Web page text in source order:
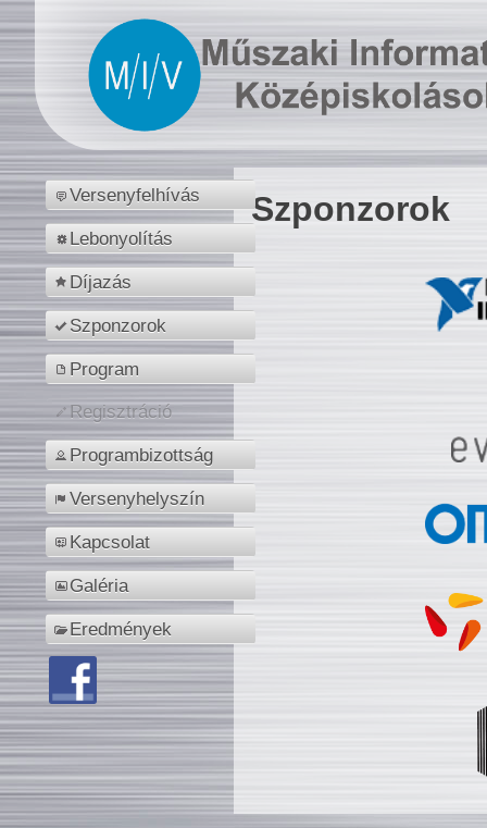
Versenyfelhívás
Lebonyolítás
Díjazás
Szponzorok
Program
Regisztráció
Programbizottság
Versenyhelyszín
Kapcsolat
Galéria
Eredmények
Szponzorok